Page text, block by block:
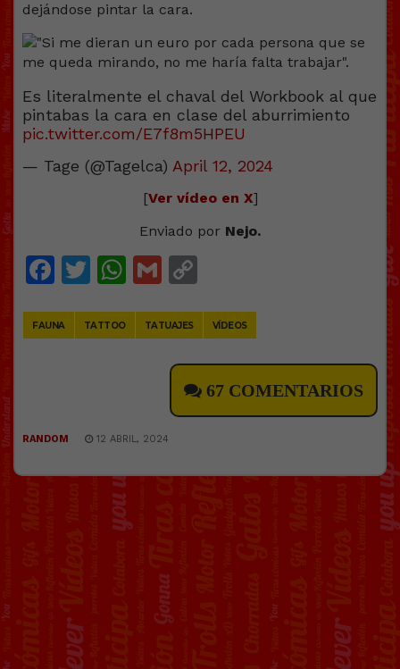
dejándose pintar la cara.
Es literalmente el chaval del Workbook al que
pintabas la cara en clase del aburrimiento
pic.twitter.com/E7f8m5HPEU
— Tage (@Tagelca) April 12, 2024
[Ver vídeo en X]
Enviado por Nejo.
Facebook
Twitter
WhatsApp
Gmail
FAUNA TATTOO TATUAJES VÍDEOS
67 COMENTARIOS
RANDOM 12 ABRIL, 2024